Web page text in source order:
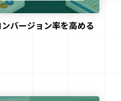
バージョン率を高める